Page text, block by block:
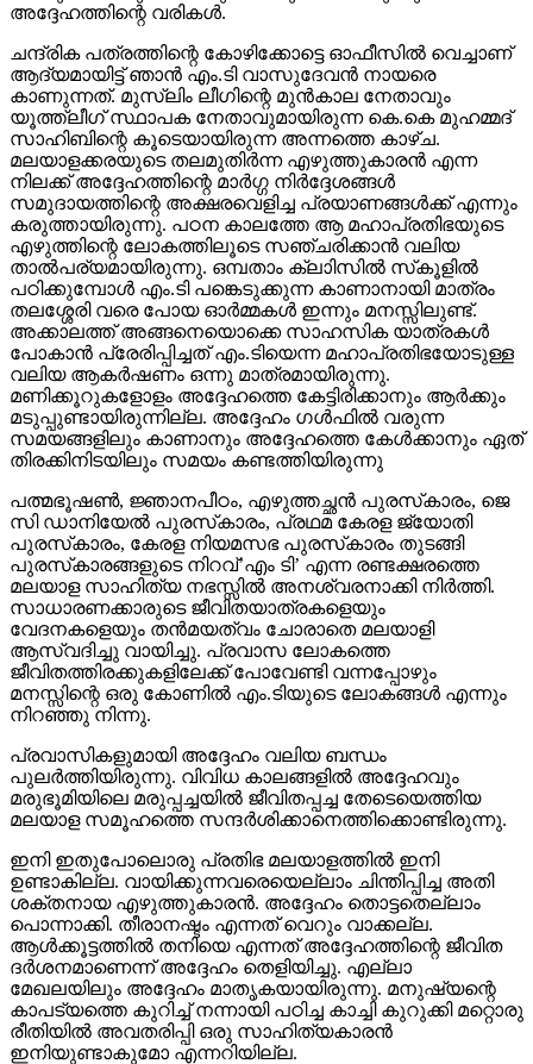
അദ്ദേഹത്തിന്റെ വരികള്‍.
ചന്ദ്രിക പത്രത്തിന്റെ കോഴിക്കോട്ടെ ഓഫീസില്‍ വെച്ചാണ്
ആദ്യമായിട്ട് ഞാന്‍ എം.ടി വാസുദേവന്‍ നായരെ
കാണുന്നത്. മുസ്ലിം ലീഗിന്റെ മുന്‍കാല നേതാവും
യൂത്ത്ലീഗ് സ്ഥാപക നേതാവുമായിരുന്ന കെ.കെ മുഹമ്മദ്
സാഹിബിന്റെ കൂടെയായിരുന്ന അന്നത്തെ കാഴ്ച.
മലയാളക്കരയുടെ തലമുതിര്‍ന്ന എഴുത്തുകാരന്‍ എന്ന
നിലക്ക് അദ്ദേഹത്തിന്റെ മാര്‍ഗ്ഗ നിര്‍ദ്ദേശങ്ങള്‍
സമുദായത്തിന്റെ അക്ഷരവെളിച്ച പ്രയാണങ്ങള്‍ക്ക് എന്നും
കരുത്തായിരുന്നു. പഠന കാലത്തേ ആ മഹാപ്രതിഭയുടെ
എഴുത്തിന്റെ ലോകത്തിലൂടെ സഞ്ചരിക്കാന്‍ വലിയ
താല്‍പര്യമായിരുന്നു. ഒമ്പതാം ക്ലാിസില്‍ സ്‌കൂളില്‍
പഠിക്കുമ്പോള്‍ എം.ടി പങ്കെടുക്കുന്ന കാണാനായി മാത്രം
തലശ്ശേരി വരെ പോയ ഓര്‍മ്മകള്‍ ഇന്നും മനസ്സിലുണ്ട്.
അക്കാലത്ത് അങ്ങനെയൊക്കെ സാഹസിക യാത്രകള്‍
പോകാന്‍ പ്രേരിപ്പിച്ചത് എം.ടിയെന്ന മഹാപ്രതിഭയോടുള്ള
വലിയ ആകര്‍ഷണം ഒന്നു മാത്രമായിരുന്നു.
മണിക്കൂറുകളോളം അദ്ദേഹത്തെ കേട്ടിരിക്കാനും ആര്‍ക്കും
മടുപ്പുണ്ടായിരുന്നില്ല. അദ്ദേഹം ഗള്‍ഫില്‍ വരുന്ന
സമയങ്ങളിലും കാണാനും അദ്ദേഹത്തെ കേള്‍ക്കാനും ഏത്
തിരക്കിനിടയിലും സമയം കണ്ടത്തിയിരുന്നു
പത്മഭൂഷണ്‍, ജ്ഞാനപീഠം, എഴുത്തച്ഛന്‍ പുരസ്‌കാരം, ജെ
സി ഡാനിയേല്‍ പുരസ്‌കാരം, പ്രഥമ കേരള ജ്യോതി
പുരസ്‌കാരം, കേരള നിയമസഭ പുരസ്‌കാരം തുടങ്ങി
പുരസ്‌കാരങ്ങളുടെ നിറവ്’എം ടി’ എന്ന രണ്ടക്ഷരത്തെ
മലയാള സാഹിത്യ നഭസ്സില്‍ അനശ്വരനാക്കി നിര്‍ത്തി.
സാധാരണക്കാരുടെ ജീവിതയാത്രകളെയും
വേദനകളെയും തന്‍മയത്വം ചോരാതെ മലയാളി
ആസ്വദിച്ചു വായിച്ചു. പ്രവാസ ലോകത്തെ
ജീവിതത്തിരക്കുകളിലേക്ക് പോവേണ്ടി വന്നപ്പോഴും
മനസ്സിന്റെ ഒരു കോണില്‍ എം.ടിയുടെ ലോകങ്ങള്‍ എന്നും
നിറഞ്ഞു നിന്നു.
പ്രവാസികളുമായി അദ്ദേഹം വലിയ ബന്ധം
പുലര്‍ത്തിയിരുന്നു. വിവിധ കാലങ്ങളില്‍ അദ്ദേഹവും
മരുഭൂമിയിലെ മരുപ്പച്ചയില്‍ ജീവിതപ്പച്ച തേടെയെത്തിയ
മലയാള സമൂഹത്തെ സന്ദര്‍ശിക്കാനെത്തിക്കൊണ്ടിരുന്നു.
ഇനി ഇതുപോലൊരു പ്രതിഭ മലയാളത്തില്‍ ഇനി
ഉണ്ടാകില്ല. വായിക്കുന്നവരെയെല്ലാം ചിന്തിപ്പിച്ച അതി
ശക്തനായ എഴുത്തുകാരന്‍. അദ്ദേഹം തൊട്ടതെല്ലാം
പൊന്നാക്കി. തീരാനഷ്ടം എന്നത് വെറും വാക്കല്ല.
ആള്‍ക്കൂട്ടത്തില്‍ തനിയെ എന്നത് അദ്ദേഹത്തിന്റെ ജീവിത
ദര്‍ശനമാണെന്ന് അദ്ദേഹം തെളിയിച്ചു. എല്ലാ
മേഖലയിലും അദ്ദേഹം മാതൃകയായിരുന്നു. മനുഷ്യന്റെ
കാപട്യത്തെ കുറിച്ച് നന്നായി പഠിച്ച കാച്ചി കുറുക്കി മറ്റൊരു
രീതിയില്‍ അവതരിപ്പി ഒരു സാഹിത്യകാരന്‍
ഇനിയുണ്ടാകുമോ എന്നറിയില്ല.